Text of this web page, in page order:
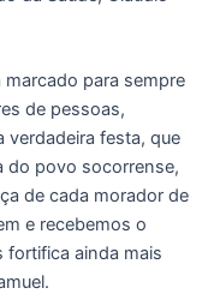
para sempre
de pessoas,
verdadeira festa, que
do povo socorrense,
de cada morador de
e recebemos o
ainda mais